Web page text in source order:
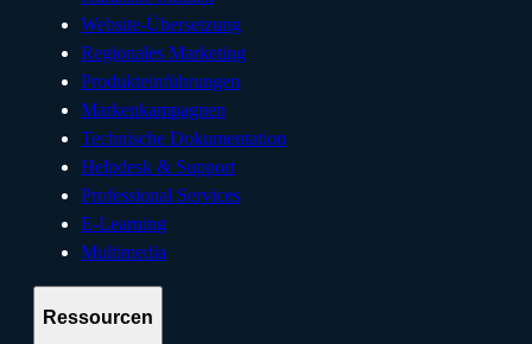
Website-Übersetzung
Regionales Marketing
Produkteinführungen
Markenkampagnen
Technische Dokumentation
Helpdesk & Support
Professional Services
E-Learning
Multimedia
Ressourcen